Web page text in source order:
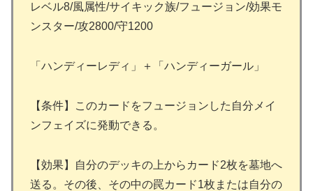
レベル8/風属性/サイキック族/フュージョン/効果モ
ンスター/攻2800/守1200
「ハンディーレディ」＋「ハンディーガール」
【条件】このカードをフュージョンした自分メイ
ンフェイズに発動できる。
【効果】自分のデッキの上からカード2枚を墓地へ
送る。その後、その中の罠カード1枚または自分の